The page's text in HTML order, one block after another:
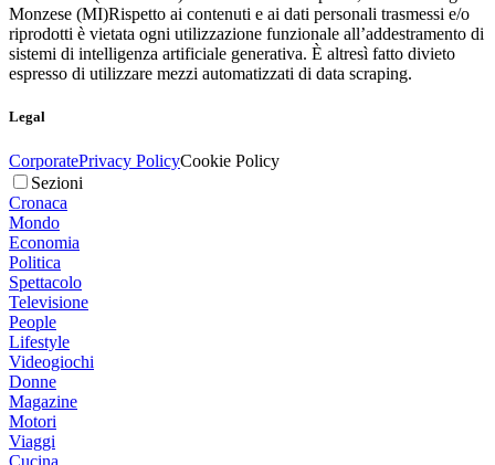
Monzese (MI)Rispetto ai contenuti e ai dati personali trasmessi e/o
riprodotti è vietata ogni utilizzazione funzionale all’addestramento di
sistemi di intelligenza artificiale generativa. È altresì fatto divieto
espresso di utilizzare mezzi automatizzati di data scraping.
Legal
CorporatePrivacy PolicyCookie Policy
Sezioni
Cronaca
Mondo
Economia
Politica
Spettacolo
Televisione
People
Lifestyle
Videogiochi
Donne
Magazine
Motori
Viaggi
Cucina